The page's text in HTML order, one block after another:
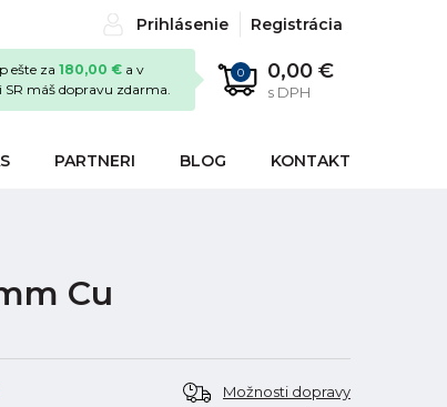
Prihlásenie Registrácia
0 0,00 €
s DPH
ešte za 180,00 € a v
SR máš dopravu zdarma.
PARTNERI BLOG KONTAKT
Cu
Možnosti dopravy